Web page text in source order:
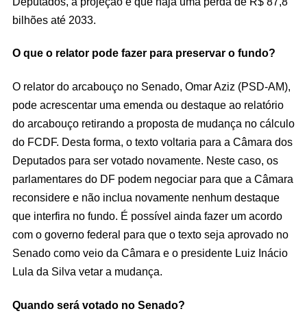
bilhões até 2033.
O que o relator pode fazer para preservar o fundo?
O relator do arcabouço no Senado, Omar Aziz (PSD-AM),
pode acrescentar uma emenda ou destaque ao relatório
do arcabouço retirando a proposta de mudança no cálculo
do FCDF. Desta forma, o texto voltaria para a Câmara dos
Deputados para ser votado novamente. Neste caso, os
parlamentares do DF podem negociar para que a Câmara
reconsidere e não inclua novamente nenhum destaque
que interfira no fundo. É possível ainda fazer um acordo
com o governo federal para que o texto seja aprovado no
Senado como veio da Câmara e o presidente Luiz Inácio
Lula da Silva vetar a mudança.
Quando será votado no Senado?